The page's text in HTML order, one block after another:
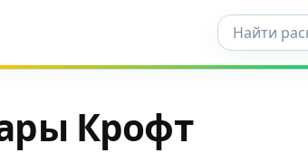
Искать...
Крофт